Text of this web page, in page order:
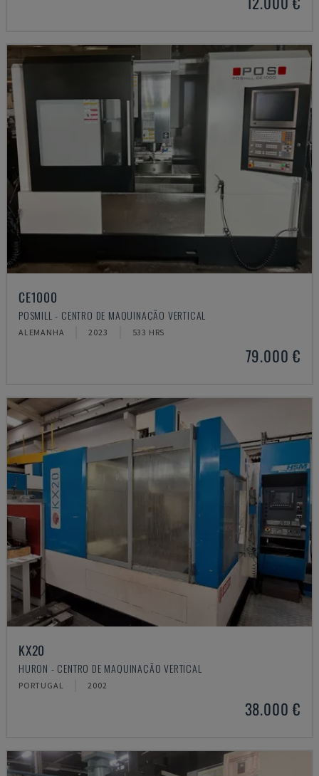
CE1000
POSMILL - CENTRO DE MAQUINAÇÃO VERTICAL
ALEMANHA 2023 533 HRS
79.000 €
KX20
HURON - CENTRO DE MAQUINAÇÃO VERTICAL
PORTUGAL 2002
38.000 €